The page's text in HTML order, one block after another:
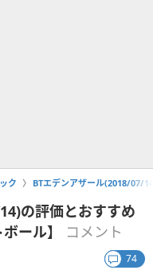
ク BTエデンアザール(2018/07/
の評価とおすすめ
ール】
コメント
74